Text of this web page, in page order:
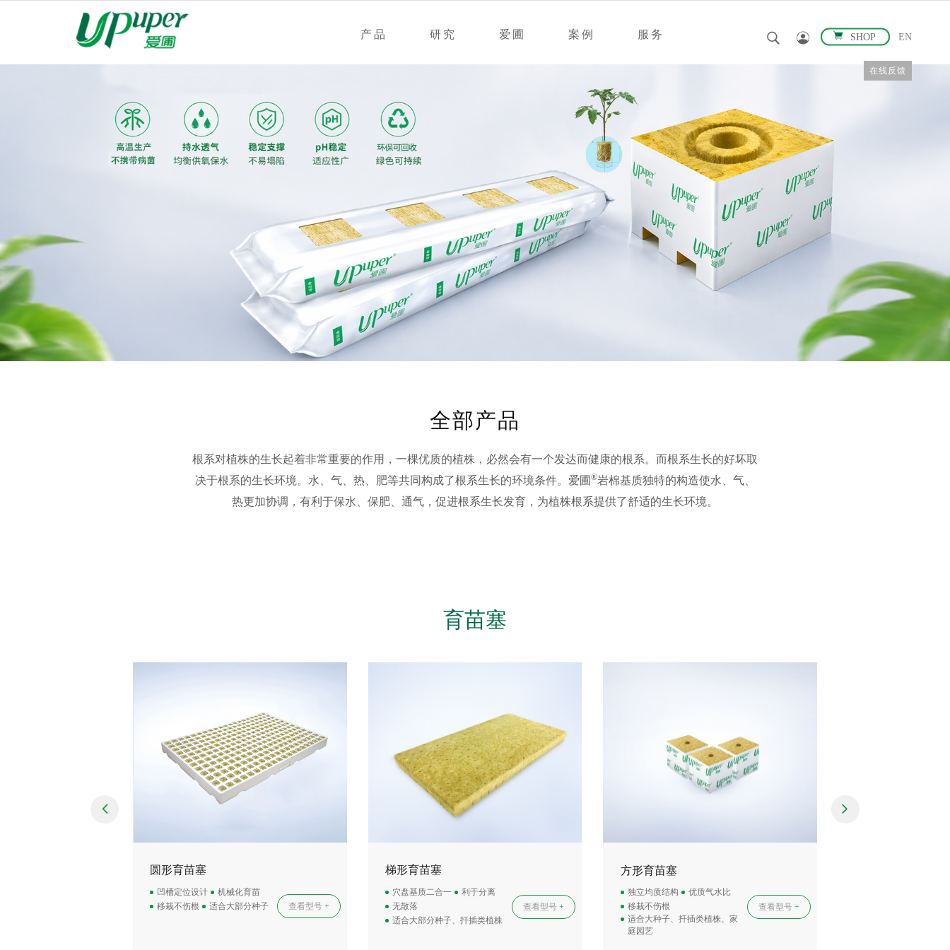
产品 研究 爱圃 案例 服务
在线反馈
SHOP EN
全部产品
根系对植株的生长起着非常重要的作用，一棵优质的植株，必然会有一个发达而健康的根系。而根系生长的好坏取
决于根系的生长环境。水、气、热、肥等共同构成了根系生长的环境条件。爱圃 ®岩棉基质独特的构造使水、气、
热更加协调，有利于保水、保肥、通气，促进根系生长发育，为植株根系提供了舒适的生长环境。
育苗塞
圆形育苗塞
凹槽定位设计
机械化育苗
移栽不伤根
适合大部分种子 查看型号 +
梯形育苗塞
穴盘基质二合一
利于分离
无散落
适合大部分种子、扦插类植株
查看型号+
方形育苗塞
独立均质结构
优质气水比
移栽不伤根
适合大种子、扦插类植株、家
庭园艺
查看型号+